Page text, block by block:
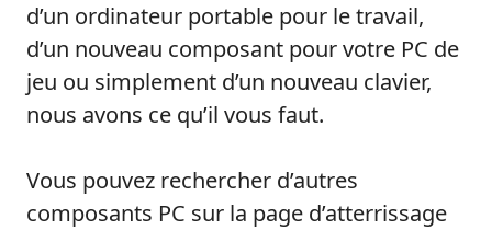
d’un ordinateur portable pour le travail,
d’un nouveau composant pour votre PC de
jeu ou simplement d’un nouveau clavier,
nous avons ce qu’il vous faut.
Vous pouvez rechercher d’autres
composants PC sur la page d’atterrissage